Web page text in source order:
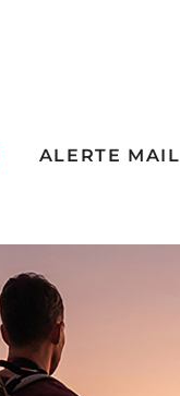
ALERTE MAIL